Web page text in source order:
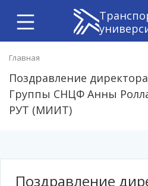
Главная
Поздравление
Группы СНЦФ Анны
РУТ (МИИТ)
Поздравление